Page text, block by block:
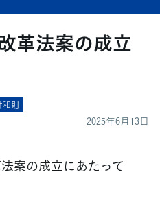
革法案の成立
和則
2025年6月13日
法案の成立にあたって